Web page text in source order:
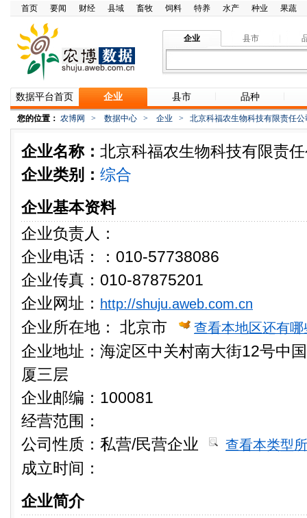
首页 要闻 财经 县域 畜牧 饲料 特养 水产 种业 果蔬
企业 县市
数据平台首页 企业 县市 品种
您的位置： 农博网 > 数据中心 > 企业 > 北京科福农生物科技有限责任公
企业名称： 北京科福农生物科技有限责
企业类别： 综合
企业基本资料
企业负责人：
企业电话：：010-57738086
企业传真：010-87875201
企业网址： http://shuju.aweb.com.cn
企业所在地： 北京市 查看本地区还有哪
企业地址：海淀区中关村南大街12号中
厦三层
企业邮编：100081
经营范围：
公司性质： 私营/民营企业 查看本类型
成立时间：
企业简介